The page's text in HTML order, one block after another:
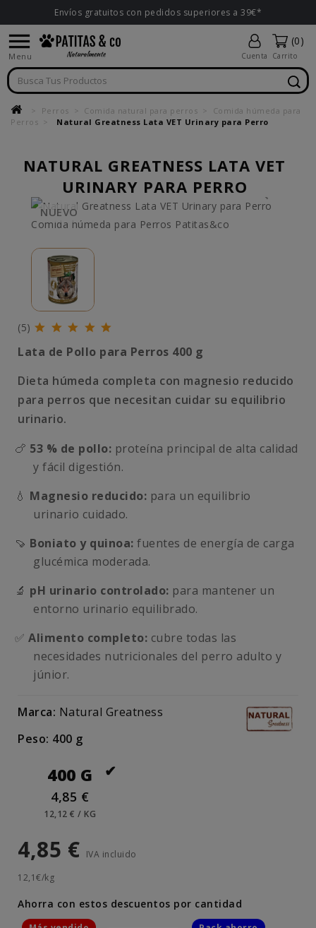
Envíos gratuitos con pedidos superiores a 39€*

Menu Cuenta
(0)
Carrito
Perros Comida natural para perros
Comida húmeda para
Perros
Natural Greatness Lata VET Urinary para Perro
NATURAL GREATNESS LATA VET
URINARY PARA PERRO
NUEVO
(5)
Lata de Pollo para Perros 400 g
Dieta húmeda completa con magnesio reducido
para perros que necesitan cuidar su equilibrio
urinario.
🍗 53 % de pollo: proteína principal de alta calidad
y fácil digestión.
💧 Magnesio reducido: para un equilibrio
urinario cuidado.
🍠 Boniato y quinoa: fuentes de energía de carga
glucémica moderada.
🔬 pH urinario controlado: para mantener un
entorno urinario equilibrado.
✅ Alimento completo: cubre todas las
necesidades nutricionales del perro adulto y
júnior.
Marca: Natural Greatness
Peso: 400 g
400 G
4,85 €
12,12 € / KG
4,85 € IVA incluido
12,1€/kg
Ahorra con estos descuentos por cantidad